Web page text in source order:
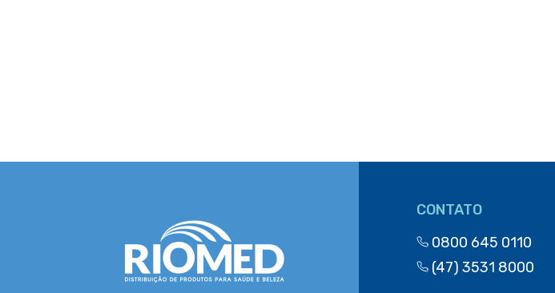
CONTATO
0800 645 0110
(47) 3531 8000